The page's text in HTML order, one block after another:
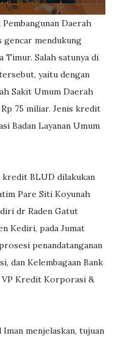
Pembangunan Daerah
gencar mendukung
Timur. Salah satunya di
yaitu dengan
Sakit Umum Daerah
75 miliar. Jenis kredit
Badan Layanan Umum
kredit BLUD dilakukan
Pare Siti Koyunah
dr Raden Gatut
Kediri, pada Jumat
penandatanganan
dan Kelembagaan Bank
VP Kredit Korporasi &
menjelaskan, tujuan